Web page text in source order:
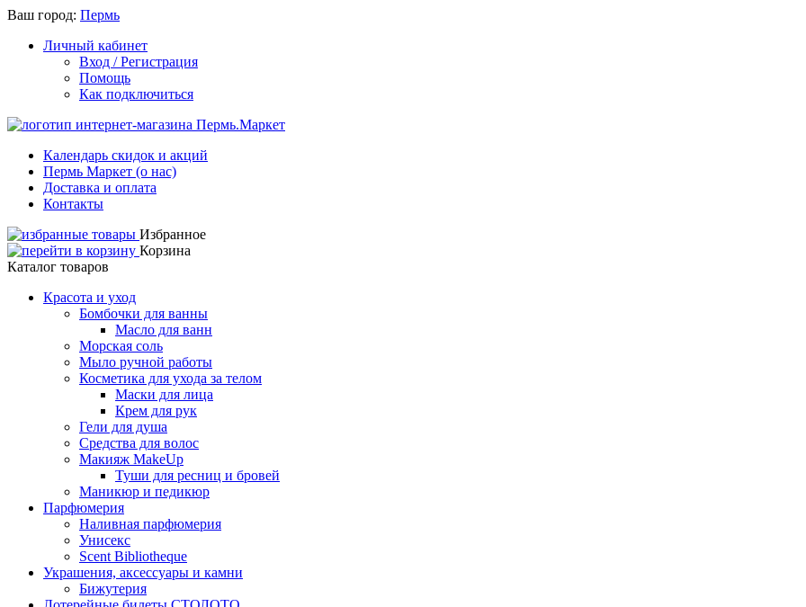
Ваш город: Пермь
Личный кабинет
Вход / Регистрация
Помощь
Как подключиться
Календарь скидок и акций
Пермь Маркет (о нас)
Доставка и оплата
Контакты
Избранное
Корзина
Каталог товаров
Красота и уход
Бомбочки для ванны
Масло для ванн
Морская соль
Мыло ручной работы
Косметика для ухода за телом
Маски для лица
Крем для рук
Гели для душа
Средства для волос
Макияж MakeUp
Туши для ресниц и бровей
Маникюр и педикюр
Парфюмерия
Наливная парфюмерия
Унисекс
Scent Bibliotheque
Украшения, аксессуары и камни
Бижутерия